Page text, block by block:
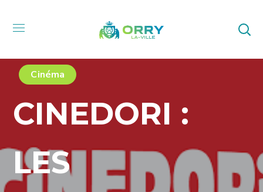
Cinéma
CINEDORI :
LES